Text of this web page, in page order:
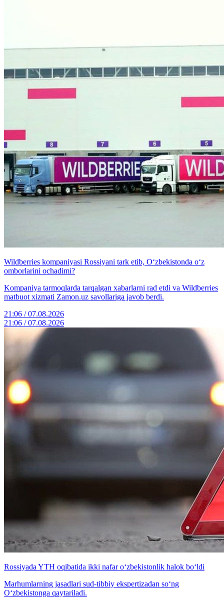
Wildberries kompaniyasi Rossiyani tark etib, O‘zbekistonda o‘z
omborlarini ochadimi?
Kompaniya tarmoqlarda tarqalgan xabarlarni rad etdi va Wildberries
matbuot xizmati Zamon.uz savollariga javob berdi.
21:06 / 07.08.2026
21:06 / 07.08.2026
Rossiyada YTH oqibatida ikki nafar o‘zbekistonlik halok bo‘ldi
Marhumlarning jasadlari sud-tibbiy ekspertizadan so‘ng
O‘zbekistonga qaytariladi.